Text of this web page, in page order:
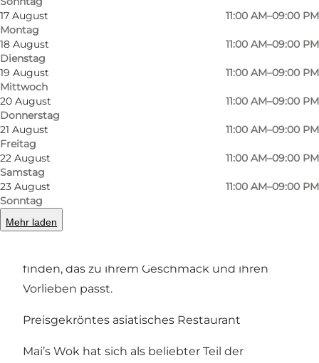
17 August
Montag
11:00 AM–09:00 PM
18 August
Dienstag
11:00 AM–09:00 PM
19 August
Mittwoch
11:00 AM–09:00 PM
20 August
Donnerstag
11:00 AM–09:00 PM
21 August
Freitag
11:00 AM–09:00 PM
22 August
Samstag
11:00 AM–09:00 PM
23 August
Sonntag
11:00 AM–09:00 PM
Mehr laden
und ihrer Leidenschaft für die asiatische Küche
hat sie einen Ort geschaffen, an dem
verschiedene asiatische Esskulturen auf einer
Speisekarte zusammenkommen.
Bei Mai’s Wok sind Wokgerichte ein natürlicher
Teil des Erlebnisses. Die Speisekarte bietet
klassische Wokgerichte mit verschiedenen
Fleischsorten, Fisch oder Gemüse, aber auch
Gerichte wie Pad Thai, Bao, Dumplings, Suppen
und gebratene Nudeln. Außerdem gibt es
mehrere vegetarische Optionen, sodass
finden, das zu ihrem Geschmack und ihren
Vorlieben passt.
Preisgekröntes asiatisches Restaurant
Mai’s Wok hat sich als beliebter Teil der